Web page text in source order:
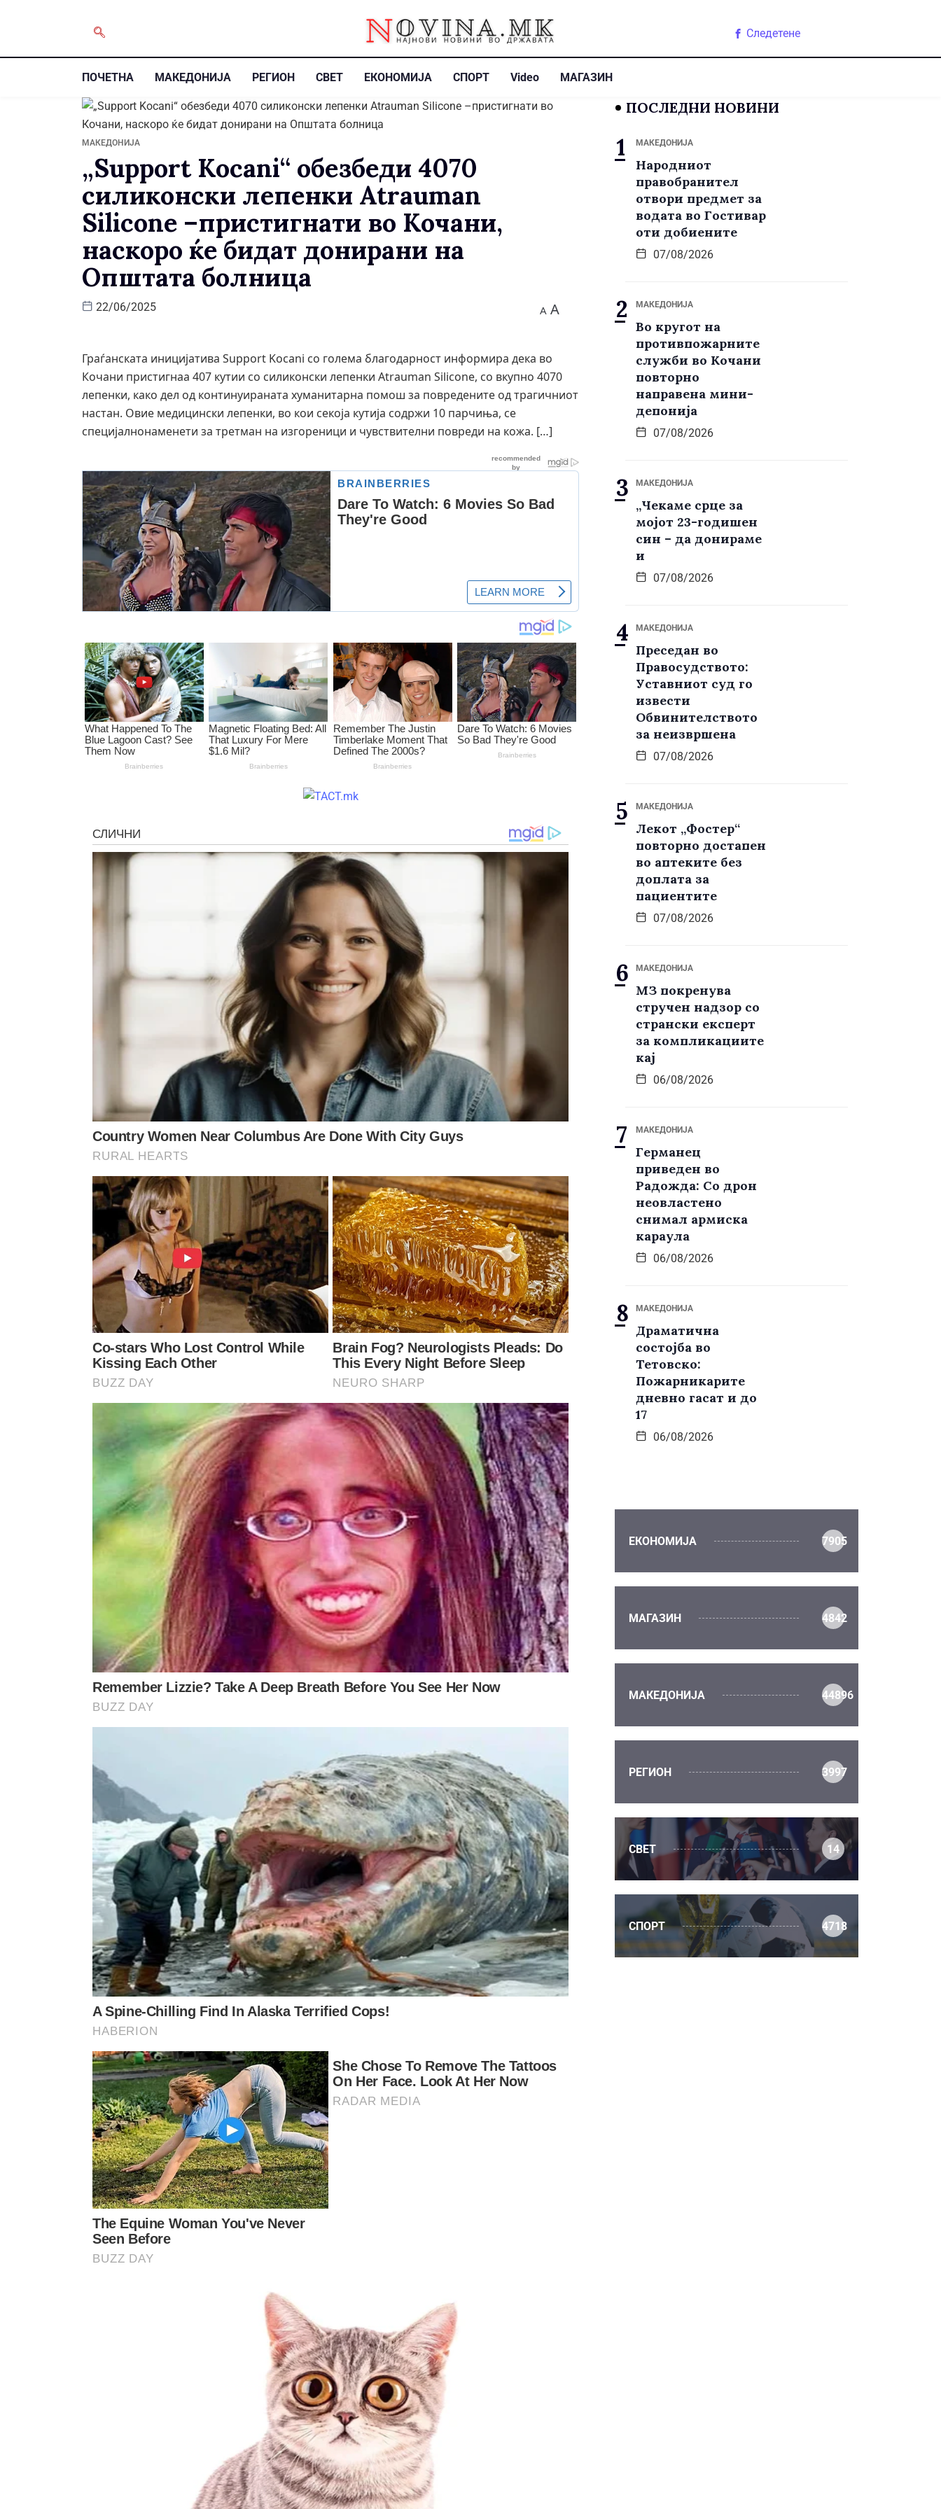
Следетене
ПОЧЕТНА МАКЕДОНИЈА РЕГИОН СВЕТ ЕКОНОМИЈА СПОРТ Video МАГАЗИН
МАКЕДОНИЈА
„Support Kocani“ обезбеди 4070
силиконски лепенки Atrauman
Silicone –пристигнати во Кочани,
наскоро ќе бидат донирани на
Општата болница
22/06/2025 A A
Граѓанската иницијатива Support Kocani со голема благодарност информира дека во
Кочани пристигнаа 407 кутии со силиконски лепенки Atrauman Silicone, со вкупно 4070
лепенки, како дел од континуираната хуманитарна помош за повредените од трагичниот
настан. Овие медицински лепенки, во кои секоја кутија содржи 10 парчиња, се
специјалнонаменети за третман на изгореници и чувствителни повреди на кожа. […]
ПОСЛЕДНИ НОВИНИ
МАКЕДОНИЈА
Народниот
правобранител
отвори предмет за
водата во Гостивар
оти добиените
07/08/2026
МАКЕДОНИЈА
Во кругот на
противпожарните
служби во Кочани
повторно
направена мини-
депонија
07/08/2026
МАКЕДОНИЈА
„Чекаме срце за
мојот 23-годишен
син – да донираме
и
07/08/2026
МАКЕДОНИЈА
Преседан во
Правосудството:
Уставниот суд го
извести
Обвинителството
за неизвршена
07/08/2026
МАКЕДОНИЈА
Лекот „Фостер“
повторно достапен
во аптеките без
доплата за
пациентите
07/08/2026
МАКЕДОНИЈА
МЗ покренува
стручен надзор со
странски експерт
за компликациите
кај
06/08/2026
МАКЕДОНИЈА
Германец
приведен во
Радожда: Со дрон
неовластено
снимал армиска
караула
06/08/2026
МАКЕДОНИЈА
Драматична
состојба во
Тетовско:
Пожарникарите
дневно гасат и до
17
06/08/2026
ЕКОНОМИЈА 7905
МАГАЗИН 4842
МАКЕДОНИЈА 44896
РЕГИОН 3997
СВЕТ 14
СПОРТ 4718